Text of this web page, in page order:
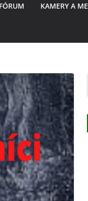
KAMERY A